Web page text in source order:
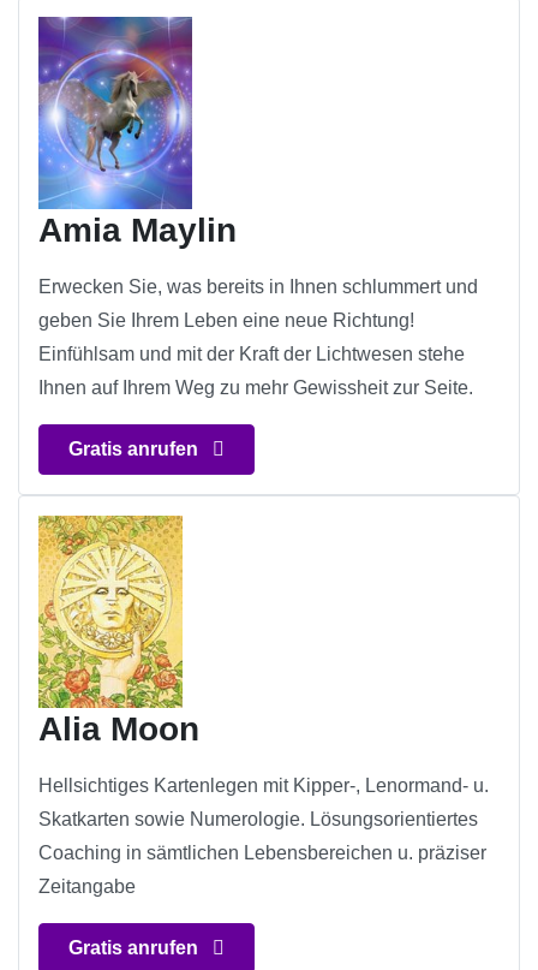
Amia Maylin
Erwecken Sie, was bereits in Ihnen schlummert und
geben Sie Ihrem Leben eine neue Richtung!
Einfühlsam und mit der Kraft der Lichtwesen stehe
Ihnen auf Ihrem Weg zu mehr Gewissheit zur Seite.
Gratis anrufen
Alia Moon
Hellsichtiges Kartenlegen mit Kipper-, Lenormand- u.
Skatkarten sowie Numerologie. Lösungsorientiertes
Coaching in sämtlichen Lebensbereichen u. präziser
Zeitangabe
Gratis anrufen